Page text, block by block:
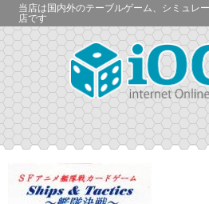
当店は国内外のテーブルゲーム、シミュレ
店です